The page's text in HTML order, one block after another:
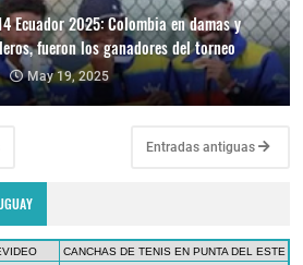
Ecuador 2025: Colombia en damas y
fueron los ganadores del torneo
May 19, 2025
Entradas antiguas
CANCHAS DE TENIS EN PUNTA DEL ESTE